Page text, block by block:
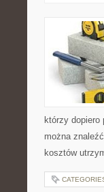
którzy dopiero
można
kosztów